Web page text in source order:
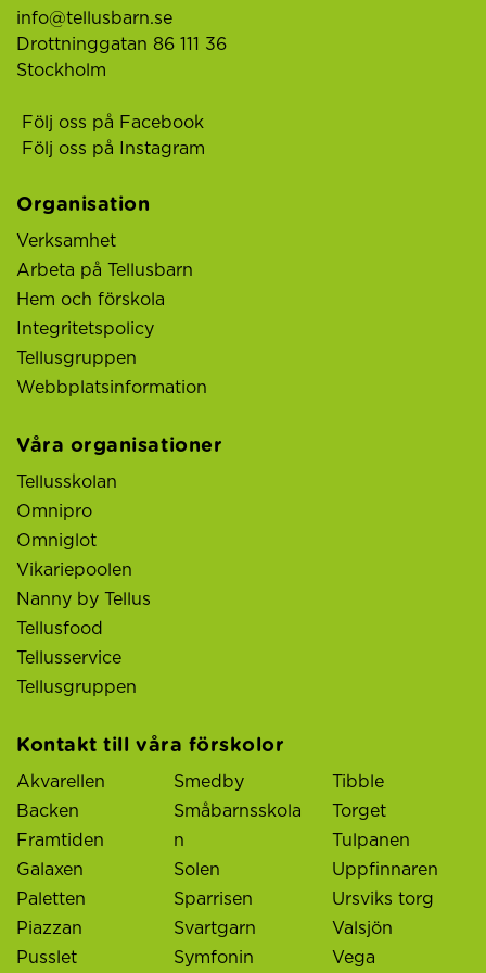
info@tellusbarn.se
Drottninggatan 86 111 36
Stockholm
Följ oss på Facebook
Följ oss på Instagram
Organisation
Verksamhet
Arbeta på Tellusbarn
Hem och förskola
Integritetspolicy
Tellusgruppen
Webbplatsinformation
Våra organisationer
Tellusskolan
Omnipro
Omniglot
Vikariepoolen
Nanny by Tellus
Tellusfood
Tellusservice
Tellusgruppen
Kontakt till våra förskolor
Akvarellen
Backen
Framtiden
Galaxen
Paletten
Piazzan
Pusslet
Smedby
Småbarnsskola
n
Solen
Sparrisen
Svartgarn
Symfonin
Tibble
Torget
Tulpanen
Uppfinnaren
Ursviks torg
Valsjön
Vega